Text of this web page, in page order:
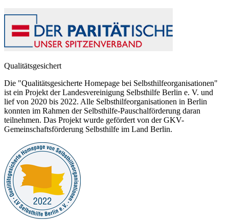
Qualitätsgesichert
Die "Qualitätsgesicherte Homepage bei Selbsthilfeorganisationen"
ist ein Projekt der Landesvereinigung Selbsthilfe Berlin e. V. und
lief von 2020 bis 2022. Alle Selbsthilfeorganisationen in Berlin
konnten im Rahmen der Selbsthilfe-Pauschalförderung daran
teilnehmen. Das Projekt wurde gefördert von der GKV-
Gemeinschaftsförderung Selbsthilfe im Land Berlin.